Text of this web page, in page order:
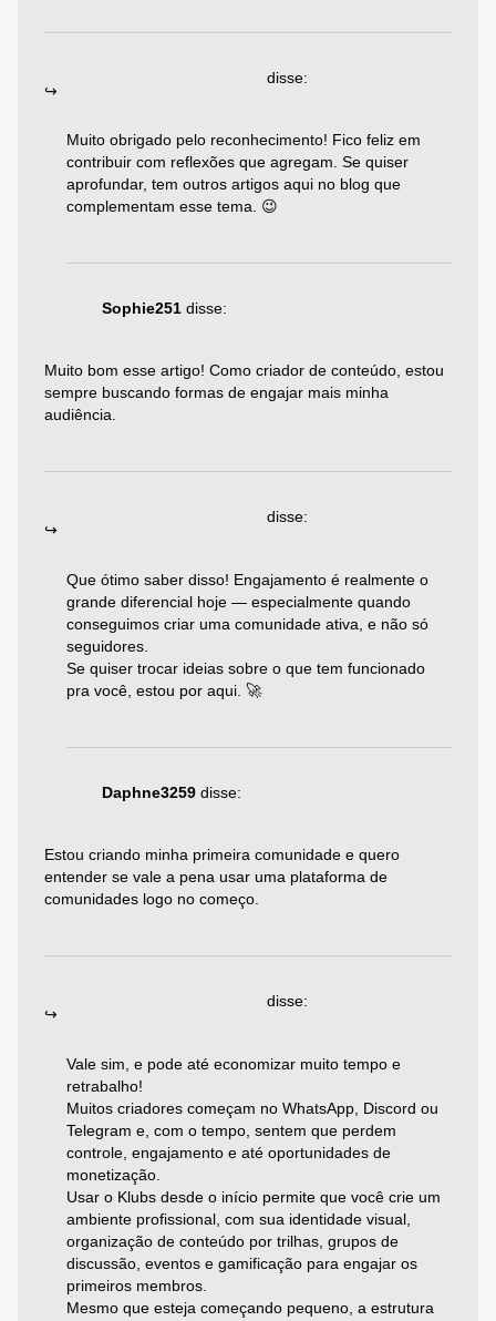
disse:
Muito obrigado pelo reconhecimento! Fico feliz em
contribuir com reflexões que agregam. Se quiser
aprofundar, tem outros artigos aqui no blog que
complementam esse tema. 😉
Sophie251 disse:
Muito bom esse artigo! Como criador de conteúdo, estou
sempre buscando formas de engajar mais minha
audiência.
disse:
Que ótimo saber disso! Engajamento é realmente o
grande diferencial hoje — especialmente quando
conseguimos criar uma comunidade ativa, e não só
seguidores.
Se quiser trocar ideias sobre o que tem funcionado
pra você, estou por aqui. 🚀
Daphne3259 disse:
Estou criando minha primeira comunidade e quero
entender se vale a pena usar uma plataforma de
comunidades logo no começo.
disse:
Vale sim, e pode até economizar muito tempo e
retrabalho!
Muitos criadores começam no WhatsApp, Discord ou
Telegram e, com o tempo, sentem que perdem
controle, engajamento e até oportunidades de
monetização.
Usar o Klubs desde o início permite que você crie um
ambiente profissional, com sua identidade visual,
organização de conteúdo por trilhas, grupos de
discussão, eventos e gamificação para engajar os
primeiros membros.
Mesmo que esteja começando pequeno, a estrutura